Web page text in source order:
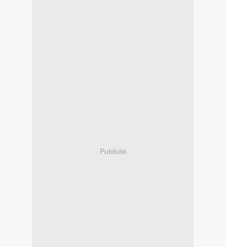
Publicité